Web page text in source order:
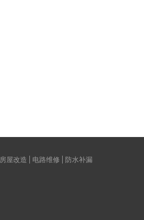
房屋改造 电路维修
防水补漏